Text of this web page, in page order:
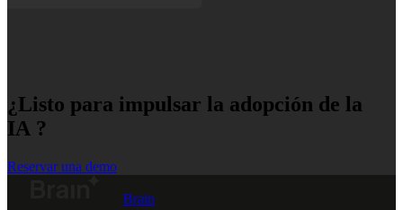
¿Listo para impulsar la adopción de la
IA ?
Reservar una demo
Brain